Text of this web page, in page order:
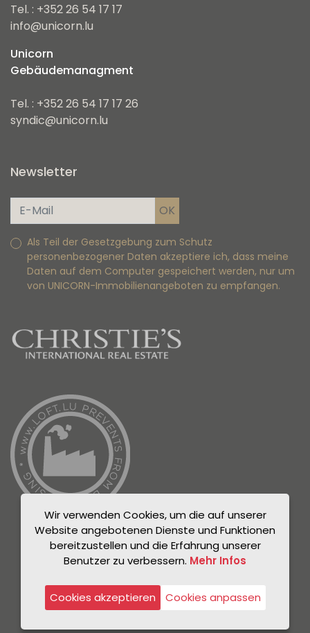
Tel. : +352 26 54 17 17
info@unicorn.lu
Unicorn
Gebäudemanagment
Tel. : +352 26 54 17 17 26
syndic@unicorn.lu
Newsletter
Als Teil der Gesetzgebung zum Schutz
personenbezogener Daten akzeptiere ich, dass meine
Daten auf dem Computer gespeichert werden, nur um
von UNICORN-Immobilienangeboten zu empfangen.
Datenschutzrichtlinie
Rechtlicher Hinweis
Wir verwenden Cookies, um die auf unserer
Website angebotenen Dienste und Funktionen
bereitzustellen und die Erfahrung unserer
Benutzer zu verbessern. Mehr Infos
Cookies akzeptieren Cookies anpassen